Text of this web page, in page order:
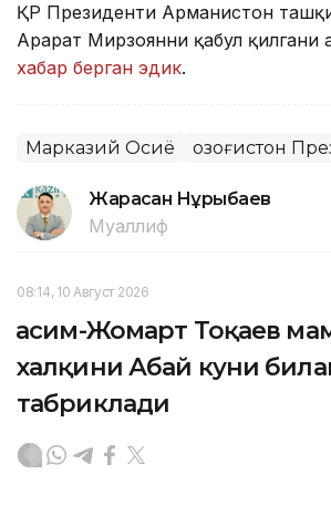
ҚР Президенти Арманистон
Арарат Мирзоянни қабул қилгани
хабар берган эдик.
Марказий Осиё Қозоғистон
Жарасқан Нұрыбаев
Муаллиф
08:14, 10 Август 2026
Қасим-Жомарт Тоқаев
халқини Абай куни
табриклади